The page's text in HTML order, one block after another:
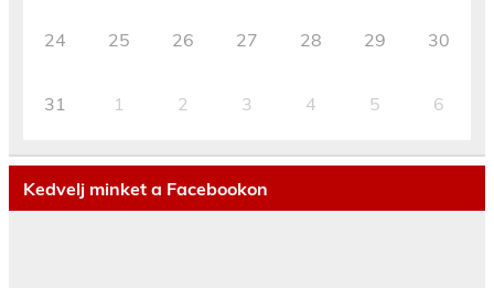
24 25 26 27 28 29 30
31 1 2 3 4 5 6
Kedvelj minket a Facebookon